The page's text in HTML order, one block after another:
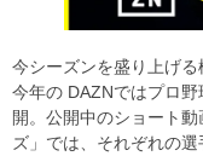
今シーズンを盛り上げ
今年の DAZNではプロ
開。公開中のショート
ズ」では、それぞれの